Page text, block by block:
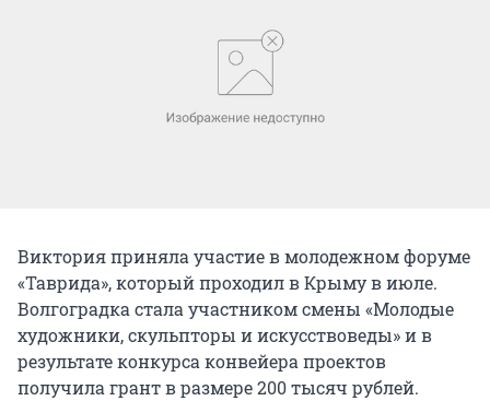
Виктория приняла участие в молодежном форуме
«Таврида», который проходил в Крыму в июле.
Волгоградка стала участником смены «Молодые
художники, скульпторы и искусствоведы» и в
результате конкурса конвейера проектов
получила грант в размере 200 тысяч рублей.